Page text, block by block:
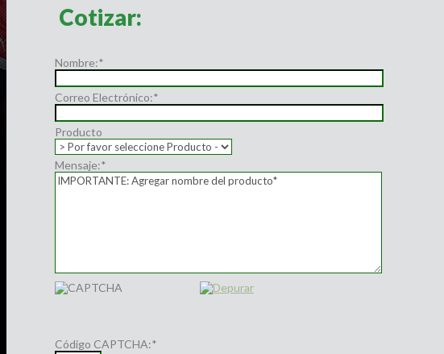
Cotizar:
Nombre:*
Correo Electrónico:*
Producto
Mensaje:*
Código CAPTCHA:*